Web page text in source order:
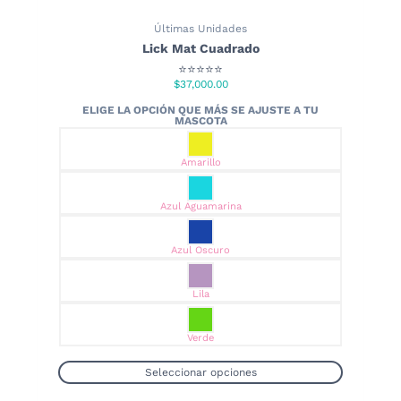
Últimas Unidades
Lick Mat Cuadrado
⭐⭐⭐⭐⭐
$37,000.00
Amarillo
Azul Aguamarina
Azul Oscuro
Lila
Verde
Seleccionar opciones